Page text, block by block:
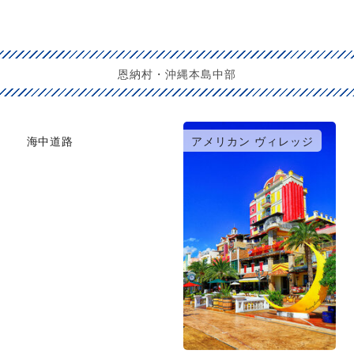
恩納村・沖縄本島中部
海中道路 アメリカン ヴィレッジ